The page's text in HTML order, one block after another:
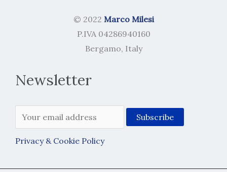
© 2022 Marco Milesi
P.IVA 04286940160
Bergamo, Italy
Newsletter
Privacy & Cookie Policy